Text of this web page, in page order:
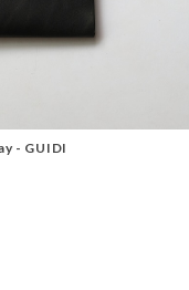
- GUIDI